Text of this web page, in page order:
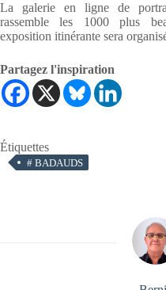
La galerie en ligne de
rassemble les 1000 plus
exposition itinérante sera
Partagez l'inspiration
Étiquettes
# BADAUDS